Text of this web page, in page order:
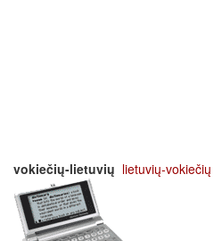
vokiečių-lietuvių lietuvių-vokiečių